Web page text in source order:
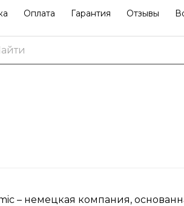
Оплата Гарантия Отзывы
– немецкая компания,